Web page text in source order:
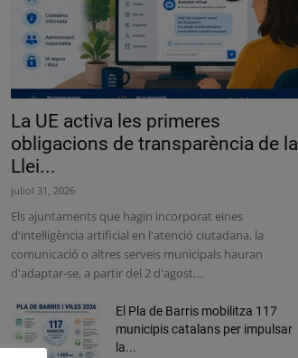
La UE activa les primeres
obligacions de transparència de la
Llei...
juliol 31, 2026
Els ajuntaments que hagin incorporat eines
d'intel·ligència artificial en l'atenció ciutadana, la
comunicació o altres serveis municipals hauran
d'adaptar-se, a partir del 2 d'agost,...
El Pla de Barris mobilitza 117
municipis catalans per impulsar
la...